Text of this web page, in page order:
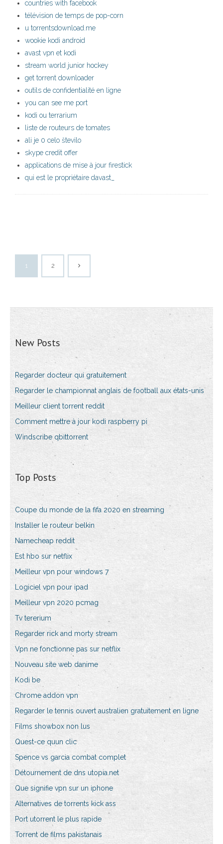
countries with facebook
télévision de temps de pop-corn
u torrentsdownload.me
wookie kodi android
avast vpn et kodi
stream world junior hockey
get torrent downloader
outils de confidentialité en ligne
you can see me port
kodi ou terrarium
liste de routeurs de tomates
ali je 0 celo število
skype credit offer
applications de mise à jour firestick
qui est le propriétaire davast_
1 2
New Posts
Regarder docteur qui gratuitement
Regarder le championnat anglais de football aux états-unis
Meilleur client torrent reddit
Comment mettre à jour kodi raspberry pi
Windscribe qbittorrent
Top Posts
Coupe du monde de la fifa 2020 en streaming
Installer le routeur belkin
Namecheap reddit
Est hbo sur netflix
Meilleur vpn pour windows 7
Logiciel vpn pour ipad
Meilleur vpn 2020 pcmag
Tv tererium
Regarder rick and morty stream
Vpn ne fonctionne pas sur netflix
Nouveau site web danime
Kodi be
Chrome addon vpn
Regarder le tennis ouvert australien gratuitement en ligne
Films showbox non lus
Quest-ce quun clic
Spence vs garcia combat complet
Détournement de dns utopia.net
Que signifie vpn sur un iphone
Alternatives de torrents kick ass
Port utorrent le plus rapide
Torrent de films pakistanais